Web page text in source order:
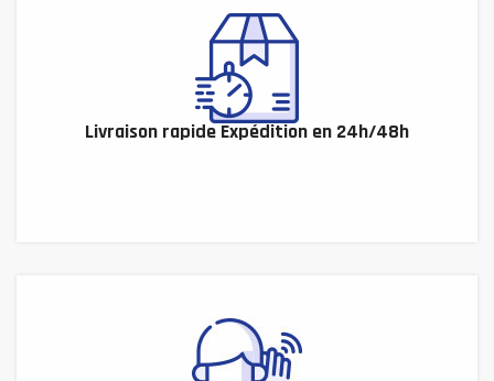
Livraison rapide Expédition en 24h/48h